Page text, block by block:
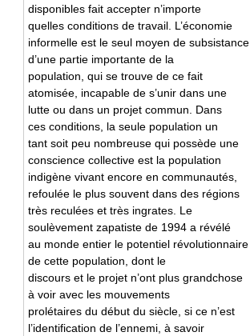
disponibles fait accepter n’importe
quelles conditions de travail. L’économie
informelle est le seul moyen de subsistance
d’une partie importante de la
population, qui se trouve de ce fait
atomisée, incapable de s’unir dans une
lutte ou dans un projet commun. Dans
ces conditions, la seule population un
tant soit peu nombreuse qui possède une
conscience collective est la population
indigène vivant encore en communautés,
refoulée le plus souvent dans des régions
très reculées et très ingrates. Le
soulèvement zapatiste de 1994 a révélé
au monde entier le potentiel révolutionnaire
de cette population, dont le
discours et le projet n’ont plus grandchose
à voir avec les mouvements
prolétaires du début du siècle, si ce n’est
l’identification de l’ennemi, à savoir